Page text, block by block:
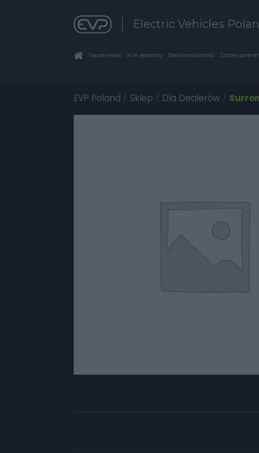
Electric Vehicles
Nasze marki Kim jesteśmy Elektromobilność Zostań
EVP Poland / Sklep / Dla Dealerów /